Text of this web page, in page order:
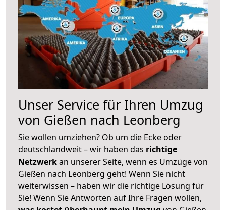
Unser Service für Ihren Umzug
von Gießen nach Leonberg
Sie wollen umziehen? Ob um die Ecke oder
deutschlandweit – wir haben das richtige
Netzwerkan unserer Seite, wenn es Umzüge von
Gießen nach Leonberg geht! Wenn Sie nicht
weiterwissen – haben wir die richtige Lösung für
Sie! Wenn Sie Antworten auf Ihre Fragen wollen,